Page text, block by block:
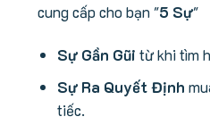
cung cấp cho bạn "5 Sự"
Sự Gần Gũi từ khi tìm
Sự Ra Quyết Định
tiếc.